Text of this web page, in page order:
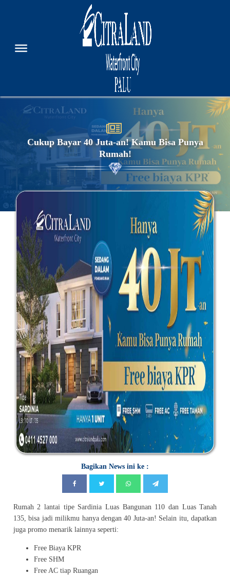
Cukup Bayar 40 Juta-an! Kamu Bisa Punya
Rumah!
Bagikan News ini ke :
Rumah 2 lantai tipe Sardinia Luas Bangunan 110 dan Luas Tanah
135, bisa jadi milikmu hanya dengan 40 Juta-an! Selain itu, dapatkan
juga promo menarik lainnya seperti:
Free Biaya KPR
Free SHM
Free AC tiap Ruangan